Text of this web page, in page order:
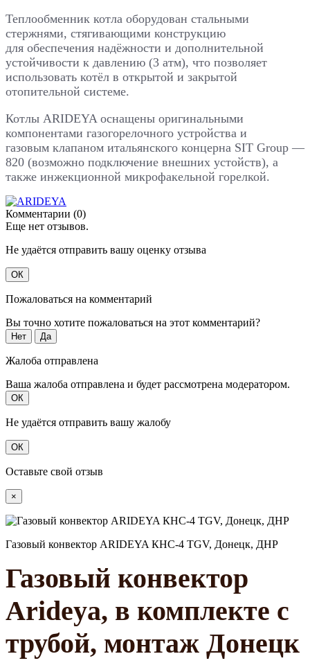
Теплообменник котла оборудован стальными
стержнями, стягивающими конструкцию
для обеспечения надёжности и дополнительной
устойчивости к давлению (3 атм), что позволяет
использовать котёл в открытой и закрытой
отопительной системе.
Котлы ARIDEYA оснащены оригинальными
компонентами газогорелочного устройства и
газовым клапаном итальянского концерна SIT Group —
820 (возможно подключение внешних устойств), а
также инжекционной микрофакельной горелкой.
Комментарии (0)
Еще нет отзывов.
Не удаётся отправить вашу оценку отзыва
ОК
Пожаловаться на комментарий
Вы точно хотите пожаловаться на этот комментарий?
Нет Да
Жалоба отправлена
Ваша жалоба отправлена и будет рассмотрена модератором.
ОК
Не удаётся отправить вашу жалобу
ОК
Оставьте свой отзыв
×
Газовый конвектор ARIDEYA КНС-4 TGV, Донецк, ДНР
Газовый конвектор
Arideya, в комплекте с
трубой, монтаж Донецк